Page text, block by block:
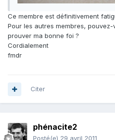
Ce membre est définitivement
Pour les autres membres,
prouver ma bonne foi ?
Cordialement
fmdr
Citer
phénacite2
Posté(e) 29 avril 2011